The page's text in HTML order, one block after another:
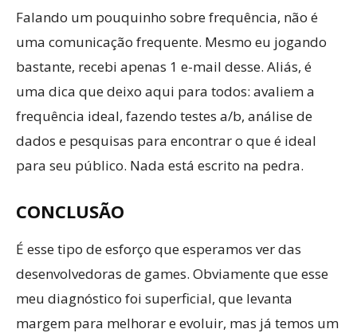
Falando um pouquinho sobre frequência, não é
uma comunicação frequente. Mesmo eu jogando
bastante, recebi apenas 1 e-mail desse. Aliás, é
uma dica que deixo aqui para todos: avaliem a
frequência ideal, fazendo testes a/b, análise de
dados e pesquisas para encontrar o que é ideal
para seu público. Nada está escrito na pedra.
CONCLUSÃO
É esse tipo de esforço que esperamos ver das
desenvolvedoras de games. Obviamente que esse
meu diagnóstico foi superficial, que levanta
margem para melhorar e evoluir, mas já temos um